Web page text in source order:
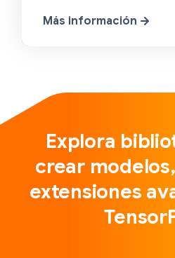
Más información
Explora
crear
extensiones